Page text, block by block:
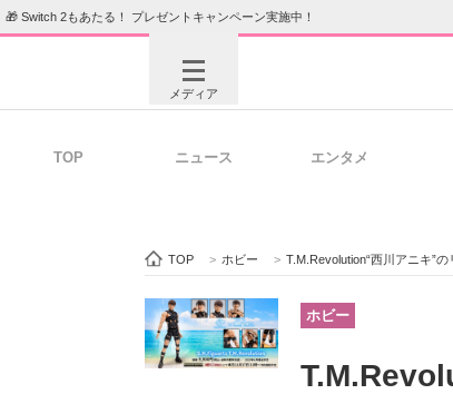
🎁 Switch 2もあたる！ プレゼントキャンペーン実施中！
メディア
ビジネスと働き方のヒント
TOP ニュース エンタメ
TOP > ホビー > T.M.Revolution“西川アニキ”
ホビー